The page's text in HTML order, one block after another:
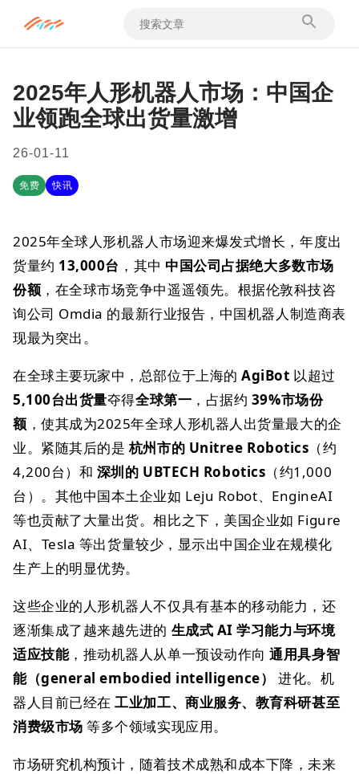
2025年人形机器人市场：中国企
业领跑全球出货量激增
26-01-11
免费 快讯
2025年全球人形机器人市场迎来爆发式增长，年度出
货量约 13,000台 ，其中 中国公司占据绝大多数市场
份额 ，在全球市场竞争中遥遥领先。根据伦敦科技咨
询公司 Omdia 的最新行业报告，中国机器人制造商表
现最为突出。
在全球主要玩家中，总部位于上海的AgiBot 以超过
5,100台出货量夺得全球第一 ，占据约 39%市场份
额 ，使其成为2025年全球人形机器人出货量最大的企
业。紧随其后的是 杭州市的 Unitree Robotics （约
4,200台）和 深圳的 UBTECH Robotics （约1,000
台）。其他中国本土企业如 Leju Robot、EngineAI
等也贡献了大量出货。相比之下，美国企业如 Figure
AI、Tesla 等出货量较少，显示出中国企业在规模化
生产上的明显优势。
这些企业的人形机器人不仅具有基本的移动能力，还
逐渐集成了越来越先进的 生成式 AI 学习能力与环境
适应技能，推动机器人从单一预设动作向通用具身智
能（general embodied intelligence）
进化。机
器人目前已经在工业加工、商业服务、教育科研甚至
消费级市场 等多个领域实现应用。
市场研究机构预计，随着技术成熟和成本下降，未来